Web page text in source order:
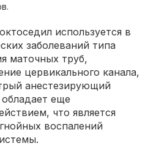
используется в
заболеваний типа
маточных труб,
цервикального канала,
анестезирующий
еще
что является
воспалений